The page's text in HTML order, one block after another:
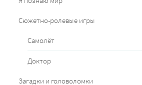
Сюжетно-ролевые игры
Самолёт
Доктор
Загадки и головоломки